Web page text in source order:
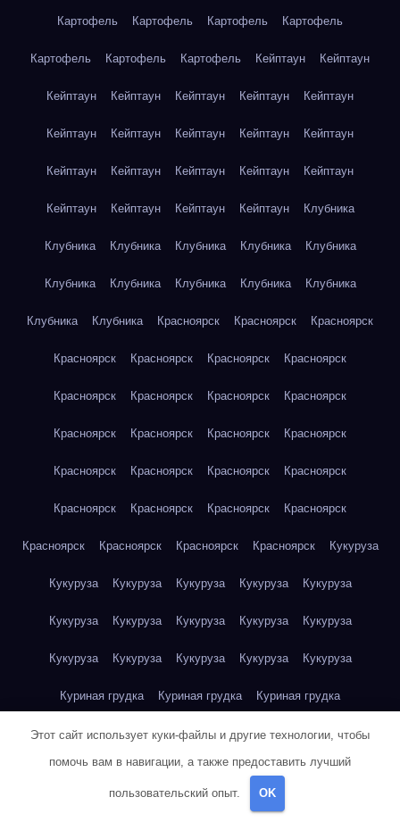
Картофель Картофель Картофель Картофель
Картофель Картофель Картофель Кейптаун Кейптаун
Кейптаун Кейптаун Кейптаун Кейптаун Кейптаун
Кейптаун Кейптаун Кейптаун Кейптаун Кейптаун
Кейптаун Кейптаун Кейптаун Кейптаун Кейптаун
Кейптаун Кейптаун Кейптаун Кейптаун Клубника
Клубника Клубника Клубника Клубника Клубника
Клубника Клубника Клубника Клубника Клубника
Клубника Клубника Красноярск Красноярск Красноярск
Красноярск Красноярск Красноярск Красноярск
Красноярск Красноярск Красноярск Красноярск
Красноярск Красноярск Красноярск Красноярск
Красноярск Красноярск Красноярск Красноярск
Красноярск Красноярск Красноярск Красноярск
Красноярск Красноярск Красноярск Красноярск Кукуруза
Кукуруза Кукуруза Кукуруза Кукуруза Кукуруза
Кукуруза Кукуруза Кукуруза Кукуруза Кукуруза
Кукуруза Кукуруза Кукуруза Кукуруза Кукуруза
Куриная грудка Куриная грудка Куриная грудка
Куриная грудка Куриная грудка Куриная грудка
Куриная грудка Куриная грудка
Куриное яйцо
Этот сайт использует куки-файлы и другие технологии, чтобы
помочь вам в навигации, а также предоставить лучший
пользовательский опыт. OK